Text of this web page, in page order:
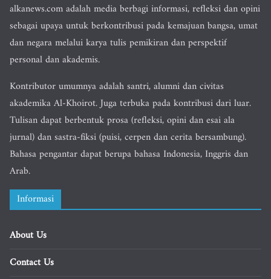
alkanews.com adalah media berbagi informasi, refleksi dan opini
sebagai upaya untuk berkontribusi pada kemajuan bangsa, umat
dan negara melalui karya tulis pemikiran dan perspektif
personal dan akademis.
Kontributor umumnya adalah santri, alumni dan civitas
akademika Al-Khoirot. Juga terbuka pada kontribusi dari luar.
Tulisan dapat berbentuk prosa (refleksi, opini dan esai ala
jurnal) dan sastra-fiksi (puisi, cerpen dan cerita bersambung).
Bahasa pengantar dapat berupa bahasa Indonesia, Inggris dan
Arab.
Informasi
About Us
Contact Us